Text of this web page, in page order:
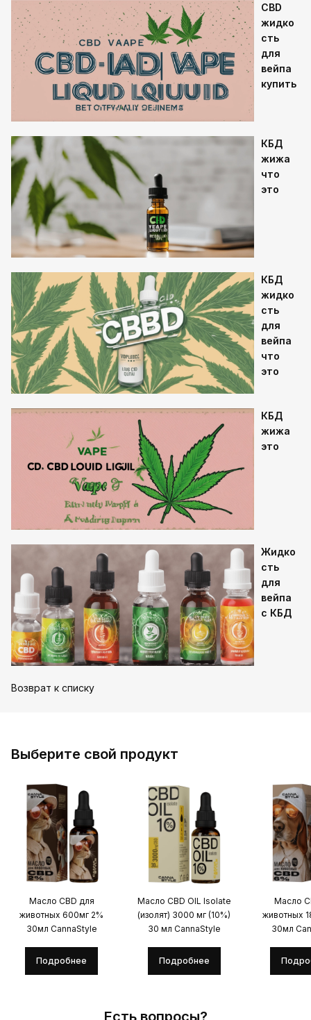
CBD
жидко
сть
для
вейпа
купить
КБД
жижа
что
это
КБД
жидко
сть
для
вейпа
что
это
КБД
жижа
это
Жидко
сть
для
вейпа
с КБД
Возврат к списку
Выберите свой продукт
Масло CBD для
животных 600мг 2%
30мл CannaStyle
Подробнее
Масло CBD OIL Isolate
(изолят) 3000 мг (10%)
30 мл CannaStyle
Подробнее
Масло
животных
30мл
Есть вопросы?